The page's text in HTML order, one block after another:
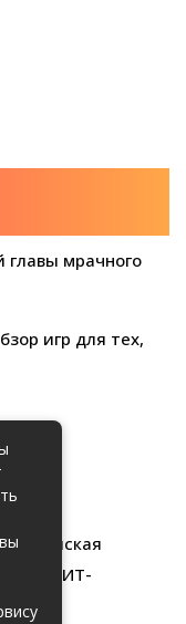
главы мрачного
игр для тех,
ИТ-